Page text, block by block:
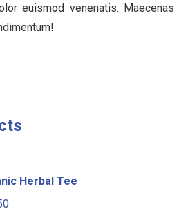
euismod venenatis. Maecenas
Herbal Tee